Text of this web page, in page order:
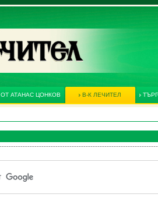
ОТ АТАНАС ЦОНКОВ В-К ЛЕЧИТЕЛ